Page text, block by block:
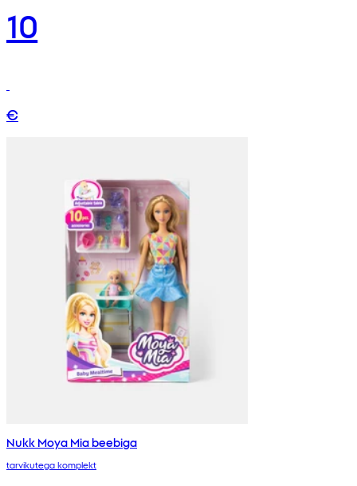
10
€
Nukk Moya Mia beebiga
tarvikutega komplekt